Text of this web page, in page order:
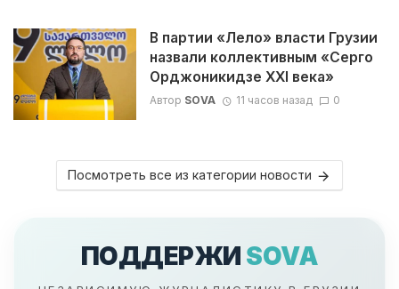
В партии «Лело» власти Грузии
назвали коллективным «Серго
Орджоникидзе XXI века»
Автор SOVA 11 часов назад 0
Посмотреть все из категории новости
ПОДДЕРЖИ SOVA